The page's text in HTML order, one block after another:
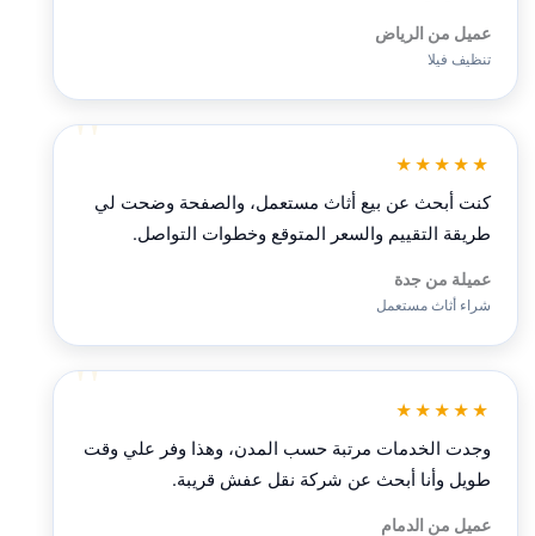
عميل من الرياض
تنظيف فيلا
★★★★★
كنت أبحث عن بيع أثاث مستعمل، والصفحة وضحت لي
طريقة التقييم والسعر المتوقع وخطوات التواصل.
عميلة من جدة
شراء أثاث مستعمل
★★★★★
وجدت الخدمات مرتبة حسب المدن، وهذا وفر علي وقت
طويل وأنا أبحث عن شركة نقل عفش قريبة.
عميل من الدمام